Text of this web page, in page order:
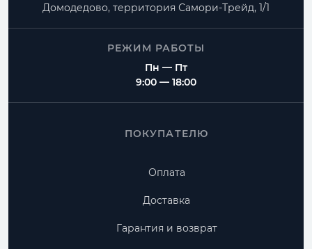
Домодедово, территория Самори-Трейд, 1/1
РЕЖИМ РАБОТЫ
Пн — Пт
9:00 — 18:00
ПОКУПАТЕЛЮ
Оплата
Доставка
Гарантия и возврат